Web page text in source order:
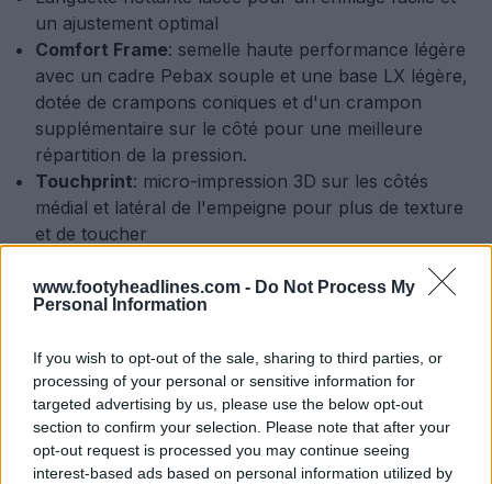
www.footyheadlines.com - Do Not Process My
Personal Information
If you wish to opt-out of the sale, sharing to third parties, or
processing of your personal or sensitive information for
targeted advertising by us, please use the below opt-out
section to confirm your selection. Please note that after your
opt-out request is processed you may continue seeing
interest-based ads based on personal information utilized by
un ajustement optimal
Comfort Frame: semelle haute performance légère
avec un cadre Pebax souple et une base LX légère,
dotée de crampons coniques et d'un crampon
supplémentaire sur le côté pour une meilleure
répartition de la pression.
Touchprint: micro-impression 3D sur les côtés
médial et latéral de l'empeigne pour plus de texture
et de toucher
adiPure qui s'étend de l'empeigne aux bandes et au
talon, pour un placement et une visibilité audacieux
Formfit+ : semelle anatomique Ortholite avec une
nouvelle couverture améliorée pour un ajustement
inégalé et une synergie parfaite entre le pied et la
chaussure.
Prix :230 USD (230 EUR, 200 GBP)